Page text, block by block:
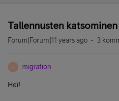
Tallennusten
Forum|Forum|11 years ago 3
M migration
Hei!